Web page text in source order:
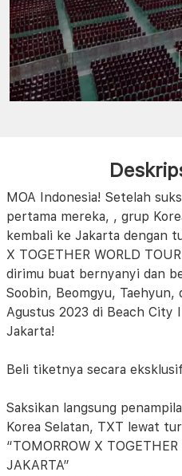
MOA Indonesia! Setelah
pertama mereka, , grup
kembali ke Jakarta dengan
X TOGETHER WORLD TOUR
dirimu buat bernyanyi dan
Soobin, Beomgyu, Taehyun,
Agustus 2023 di Beach City
Jakarta!
Beli tiketnya secara
Saksikan langsung
Korea Selatan, TXT lewat
“TOMORROW X
JAKARTA”